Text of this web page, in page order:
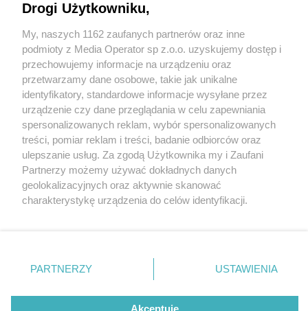
przy Parku Śląskim
5 / 28
Chorzowscy radni za budową
osiedla przy Parku Śląskim
Hańba! Hańba! Takie okrzyki to reakcja na decyzję
chorzowskich radnych. W czwartek, 9 marca 2023 r.,
zgodzili się na budowę osiedla mieszkaniowego na
terenie byłych Międzynarodowych Targów
Wydawca mediów lokalnych
Nie zapomnij
zapoznać się z:
polityką prywatności regulamin korzystania z portali
Twojemiasto
Piekary Śląskie
Chorzów
Tarnowskie Góry
Gliwice
Skontakuj sięz nami
Kontakt
Wydawca
Redakcja
Drogi Użytkowniku,
My, naszych 1162 zaufanych partnerów oraz inne
podmioty z Media Operator sp z.o.o. uzyskujemy dostęp i
przechowujemy informacje na urządzeniu oraz
przetwarzamy dane osobowe, takie jak unikalne
identyfikatory, standardowe informacje wysyłane przez
urządzenie czy dane przeglądania w celu zapewniania
spersonalizowanych reklam, wybór spersonalizowanych
treści, pomiar reklam i treści, badanie odbiorców oraz
ulepszanie usług. Za zgodą Użytkownika my i Zaufani
Partnerzy możemy używać dokładnych danych
geolokalizacyjnych oraz aktywnie skanować
charakterystykę urządzenia do celów identyfikacji.
zmienić/wycofać klikając przycisk ustawień prywatności
znajdujący się w lewym dolnym rogu strony
rodzaje przetwarzania danych nie wymagają zgody
użytkownika, ale masz prawo sprzeciwić się takiemu
PARTNERZY USTAWIENIA
Akceptuję